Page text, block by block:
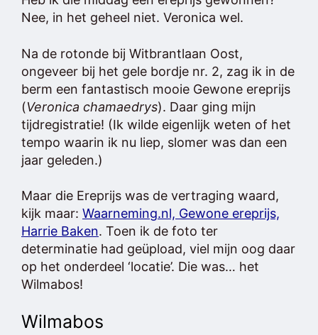
Nee, in het geheel niet. Veronica wel.
Na de rotonde bij Witbrantlaan Oost,
ongeveer bij het gele bordje nr. 2, zag ik in de
berm een fantastisch mooie Gewone ereprijs
(Veronica chamaedrys). Daar ging mijn
tijdregistratie! (Ik wilde eigenlijk weten of het
tempo waarin ik nu liep, slomer was dan een
jaar geleden.)
Maar die Ereprijs was de vertraging waard,
kijk maar: Waarneming.nl, Gewone ereprijs,
Harrie Baken. Toen ik de foto ter
determinatie had geüpload, viel mijn oog daar
op het onderdeel ‘locatie’. Die was… het
Wilmabos!
Wilmabos